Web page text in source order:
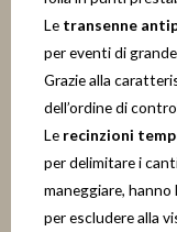
Le transenne
per eventi di
Grazie alla
dell’ordine di
Le recinzioni
per delimitare i
maneggiare,
per escludere alla